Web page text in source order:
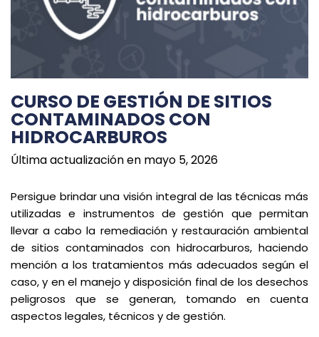
CURSO DE GESTIÓN DE SITIOS
CONTAMINADOS CON
HIDROCARBUROS
Última actualización en mayo 5, 2026
Persigue brindar una visión integral de las técnicas más
utilizadas e instrumentos de gestión que permitan
llevar a cabo la remediación y restauración ambiental
de sitios contaminados con hidrocarburos, haciendo
mención a los tratamientos más adecuados según el
caso, y en el manejo y disposición final de los desechos
peligrosos que se generan, tomando en cuenta
aspectos legales, técnicos y de gestión.